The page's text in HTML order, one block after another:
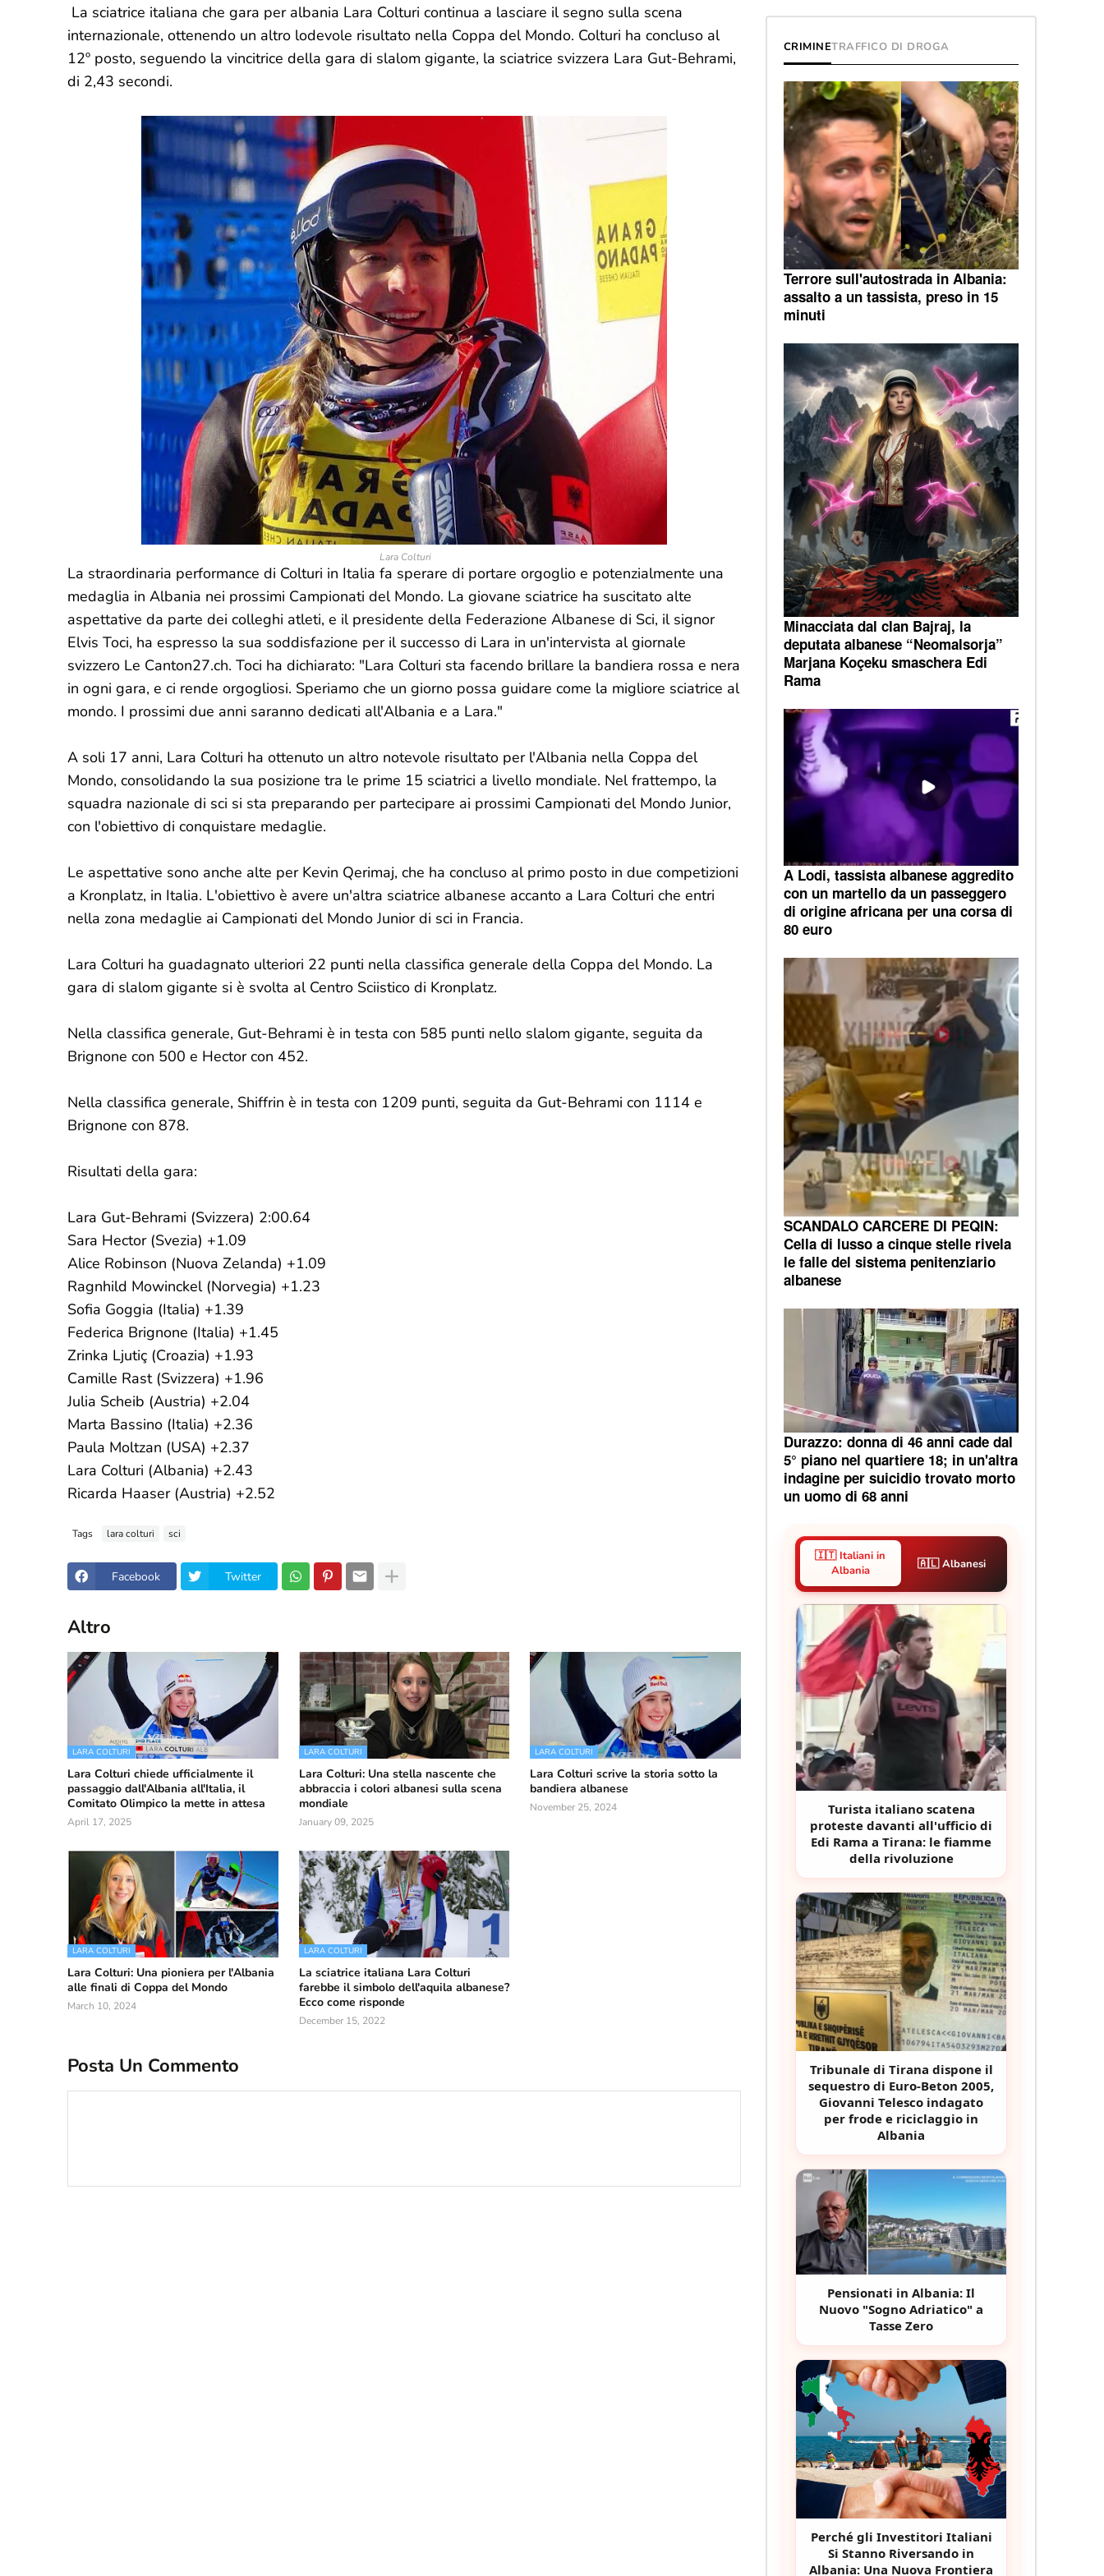
La sciatrice italiana che gara per albania Lara Colturi continua a lasciare il segno sulla scena
internazionale, ottenendo un altro lodevole risultato nella Coppa del Mondo. Colturi ha concluso al
12º posto, seguendo la vincitrice della gara di slalom gigante, la sciatrice svizzera Lara Gut-Behrami,
di 2,43 secondi.
Lara Colturi
La straordinaria performance di Colturi in Italia fa sperare di portare orgoglio e potenzialmente una
medaglia in Albania nei prossimi Campionati del Mondo. La giovane sciatrice ha suscitato alte
aspettative da parte dei colleghi atleti, e il presidente della Federazione Albanese di Sci, il signor
Elvis Toci, ha espresso la sua soddisfazione per il successo di Lara in un'intervista al giornale
svizzero Le Canton27.ch. Toci ha dichiarato: "Lara Colturi sta facendo brillare la bandiera rossa e nera
in ogni gara, e ci rende orgogliosi. Speriamo che un giorno possa guidare come la migliore sciatrice al
mondo. I prossimi due anni saranno dedicati all'Albania e a Lara."
A soli 17 anni, Lara Colturi ha ottenuto un altro notevole risultato per l'Albania nella Coppa del
Mondo, consolidando la sua posizione tra le prime 15 sciatrici a livello mondiale. Nel frattempo, la
squadra nazionale di sci si sta preparando per partecipare ai prossimi Campionati del Mondo Junior,
con l'obiettivo di conquistare medaglie.
Le aspettative sono anche alte per Kevin Qerimaj, che ha concluso al primo posto in due competizioni
a Kronplatz, in Italia. L'obiettivo è avere un'altra sciatrice albanese accanto a Lara Colturi che entri
nella zona medaglie ai Campionati del Mondo Junior di sci in Francia.
Lara Colturi ha guadagnato ulteriori 22 punti nella classifica generale della Coppa del Mondo. La
gara di slalom gigante si è svolta al Centro Sciistico di Kronplatz.
Nella classifica generale, Gut-Behrami è in testa con 585 punti nello slalom gigante, seguita da
Brignone con 500 e Hector con 452.
Nella classifica generale, Shiffrin è in testa con 1209 punti, seguita da Gut-Behrami con 1114 e
Brignone con 878.
Risultati della gara:
Lara Gut-Behrami (Svizzera) 2:00.64
Sara Hector (Svezia) +1.09
Alice Robinson (Nuova Zelanda) +1.09
Ragnhild Mowinckel (Norvegia) +1.23
Sofia Goggia (Italia) +1.39
Federica Brignone (Italia) +1.45
Zrinka Ljutiç (Croazia) +1.93
Camille Rast (Svizzera) +1.96
Julia Scheib (Austria) +2.04
Marta Bassino (Italia) +2.36
Paula Moltzan (USA) +2.37
Lara Colturi (Albania) +2.43
Ricarda Haaser (Austria) +2.52
Tags lara colturi sci
Facebook Twitter
Altro
LARA COLTURI
Lara Colturi chiede ufficialmente il
passaggio dall'Albania all'Italia, il
Comitato Olimpico la mette in attesa
April 17, 2025
LARA COLTURI
Lara Colturi: Una stella nascente che
abbraccia i colori albanesi sulla scena
mondiale
January 09, 2025
LARA COLTURI
Lara Colturi scrive la storia sotto la
bandiera albanese
November 25, 2024
LARA COLTURI
Lara Colturi: Una pioniera per l'Albania
alle finali di Coppa del Mondo
March 10, 2024
LARA COLTURI
La sciatrice italiana Lara Colturi
farebbe il simbolo dell'aquila albanese?
Ecco come risponde
December 15, 2022
Posta Un Commento
CRIMINETRAFFICO DI DROGA
Terrore sull'autostrada in Albania:
assalto a un tassista, preso in 15
minuti
Minacciata dal clan Bajraj, la
deputata albanese “Neomalsorja”
Marjana Koçeku smaschera Edi
Rama
A Lodi, tassista albanese aggredito
con un martello da un passeggero
di origine africana per una corsa di
80 euro
SCANDALO CARCERE DI PEQIN:
Cella di lusso a cinque stelle rivela
le falle del sistema penitenziario
albanese
Durazzo: donna di 46 anni cade dal
5° piano nel quartiere 18; in un'altra
indagine per suicidio trovato morto
un uomo di 68 anni
🇮🇹 Italiani in
Albania
🇦🇱 Albanesi
Turista italiano scatena
proteste davanti all'ufficio di
Edi Rama a Tirana: le fiamme
della rivoluzione
Tribunale di Tirana dispone il
sequestro di Euro-Beton 2005,
Giovanni Telesco indagato
per frode e riciclaggio in
Albania
Pensionati in Albania: Il
Nuovo "Sogno Adriatico" a
Tasse Zero
Perché gli Investitori Italiani
Si Stanno Riversando in
Albania: Una Nuova Frontiera